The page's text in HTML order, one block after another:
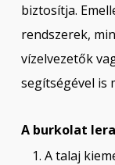
biztosítja.
rendszerek,
vízelvezetők
segítségével is
A burkolat
A talaj